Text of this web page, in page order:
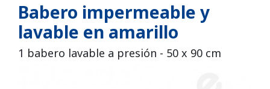
Babero impermeable y
lavable en amarillo
1 babero lavable a presión - 50 x 90 cm